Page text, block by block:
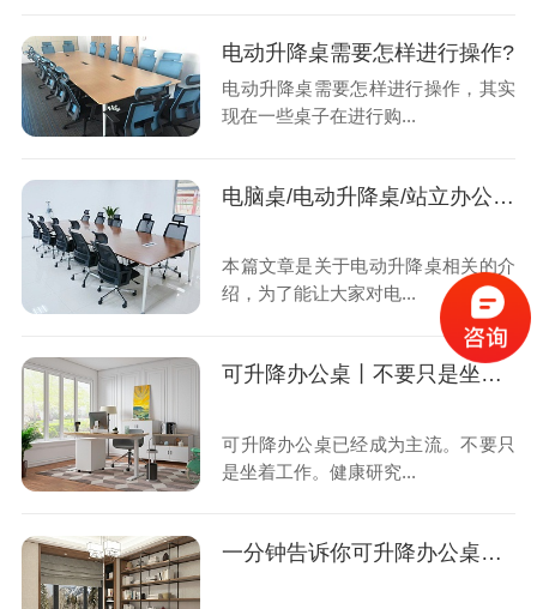
电动升降桌需要怎样进行操作?
电动升降桌需要怎样进行操作，其实
现在一些桌子在进行购...
电脑桌/电动升降桌/站立办公桌超详细选购攻略
本篇文章是关于电动升降桌相关的介
绍，为了能让大家对电...
可升降办公桌丨不要只是坐着工作，站着办公更好
可升降办公桌已经成为主流。不要只
是坐着工作。健康研究...
一分钟告诉你可升降办公桌双电机和单电机的区别